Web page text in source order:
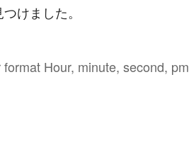
けました。
Hour, minute, second,